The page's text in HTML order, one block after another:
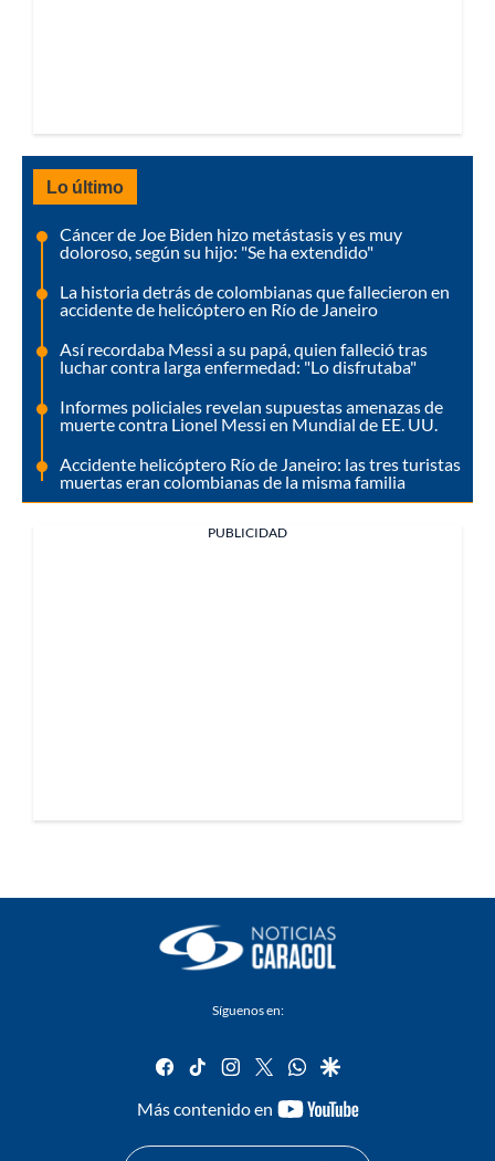
Lo último
Cáncer de Joe Biden hizo metástasis y es muy
doloroso, según su hijo: "Se ha extendido"
La historia detrás de colombianas que fallecieron en
accidente de helicóptero en Río de Janeiro
Así recordaba Messi a su papá, quien falleció tras
luchar contra larga enfermedad: "Lo disfrutaba"
Informes policiales revelan supuestas amenazas de
muerte contra Lionel Messi en Mundial de EE. UU.
Accidente helicóptero Río de Janeiro: las tres turistas
muertas eran colombianas de la misma familia
PUBLICIDAD
Síguenos en:
facebook
tiktok instagram
twitterwhatsapp
google
Más contenido en
youtube-